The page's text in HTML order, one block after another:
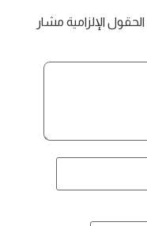
الحقول الإلزامية مشار